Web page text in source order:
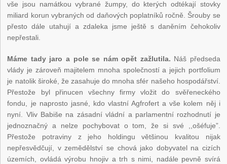
vše jsou namátkou vybrané žumpy, do kterých odtékají stovky
miliard korun vybraných od daňových poplatníků ročně. Šrouby se
přesto dále utahují a zdaleka jsme ještě s daněním čehokoliv
nepřestali.
Máme tady jaro a pole se nám opět zažlutila. Náš předseda
vlády je zároveň majitelem mnoha společností a jejich portfolium
je natolik široké, že zasahuje do mnoha sfér našeho hospodářství.
Přestože byl přinucen všechny firmy vložit do svěřeneckého
fondu, je naprosto jasné, kdo vlastní Agfrofert a vše kolem něj i
nyní. Vliv Babiše na zásadní vládní a parlamentní rozhodnutí je
jednoznačný a nelze pochybovat o tom, že si své ,,ošéfuje”.
Přestože potraviny z jeho holdingu většinou kvalitou nijak
nepřesvědčují, v zemědělství se chová jako dobyvatel na cizích
územích, ovládá výrobu hnojiv a trh s nimi, nadále pevně svírá